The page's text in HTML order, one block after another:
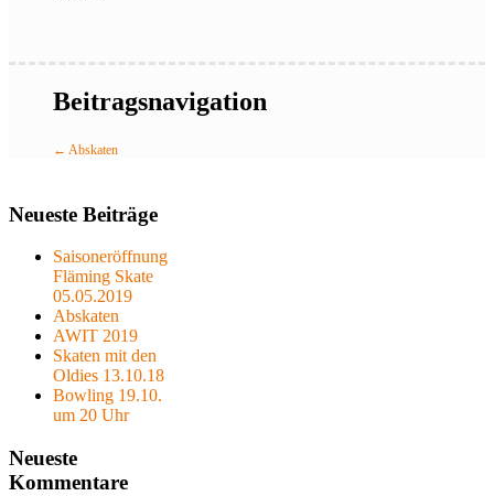
Beitragsnavigation
← Abskaten
Neueste Beiträge
Saisoneröffnung
Fläming Skate
05.05.2019
Abskaten
AWIT 2019
Skaten mit den
Oldies 13.10.18
Bowling 19.10.
um 20 Uhr
Neueste
Kommentare